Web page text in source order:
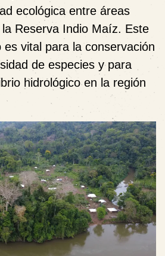
ecológica entre áreas
Reserva Indio Maíz. Este
es vital para la conservación
de especies y para
hidrológico en la región